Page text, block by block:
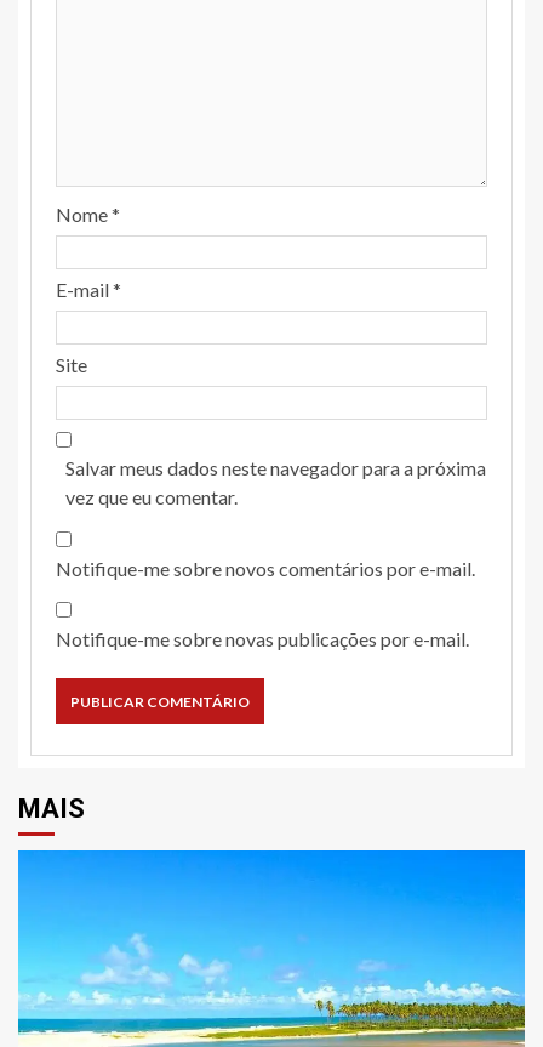
Nome*
E-mail*
Site
Salvar meus dados neste navegador para a próxima
vez que eu comentar.
Notifique-me sobre novos comentários por e-mail.
Notifique-me sobre novas publicações por e-mail.
MAIS